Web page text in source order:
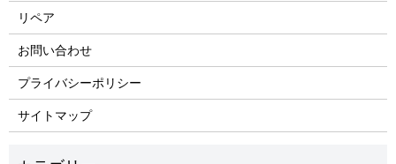
リペア
お問い合わせ
プライバシーポリシー
サイトマップ